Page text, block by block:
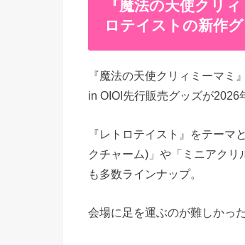
『魔法の​天使クリ
ロテイストの新作
『魔法の天使クリィミーマ
in OIOI先行販売グッズが2026
『レトロテイスト』をテー
クチャーム)」や「ミニアク
も多数ラインナップ。
会場に足を運ぶのが難しかっ